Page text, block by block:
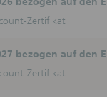
Keine
Durch
Zertifikat
bezogen auf den
Zertifikat